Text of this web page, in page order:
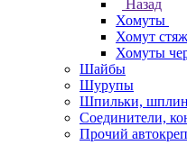
Назад
Хомуты
Хомут
Хомуты
Шайбы
Шурупы
Шпильки,
Соединители,
Прочий